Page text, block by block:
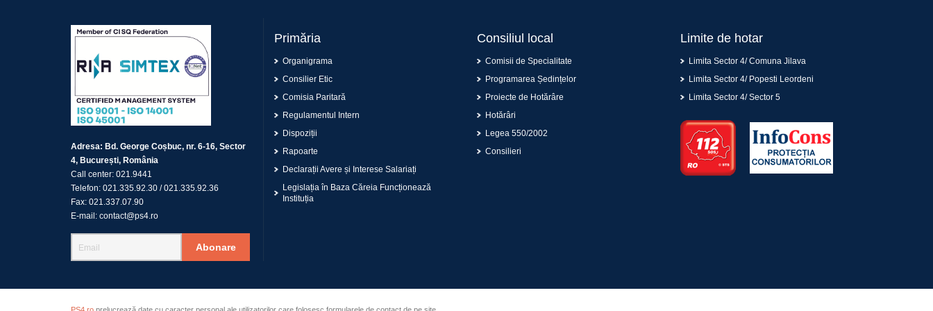
Adresa: Bd. George Coșbuc, nr. 6-16, Sector
4, București, România
Call center: 021.9441
Telefon: 021.335.92.30 /021.335.92.36
Fax: 021.337.07.90
E-mail: contact@ps4.ro
Abonare
Primăria
Organigrama
Consilier Etic
Comisia Paritară
Regulamentul Intern
Dispoziții
Rapoarte
Declarații Avere și Interese Salariați
Legislația în Baza Căreia Funcționează
Instituția
Consiliul local
Comisii de Specialitate
Programarea Ședințelor
Proiecte de Hotărâre
Hotărâri
Legea 550/2002
Consilieri
Limite de hotar
Limita Sector 4/ Comuna Jilava
Limita Sector 4/ Popesti Leordeni
Limita Sector 4/ Sector 5